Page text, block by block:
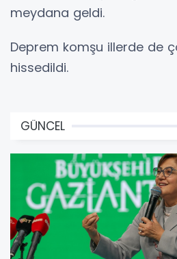
meydana geldi.
Deprem komşu illerde de
hissedildi.
GÜNCEL